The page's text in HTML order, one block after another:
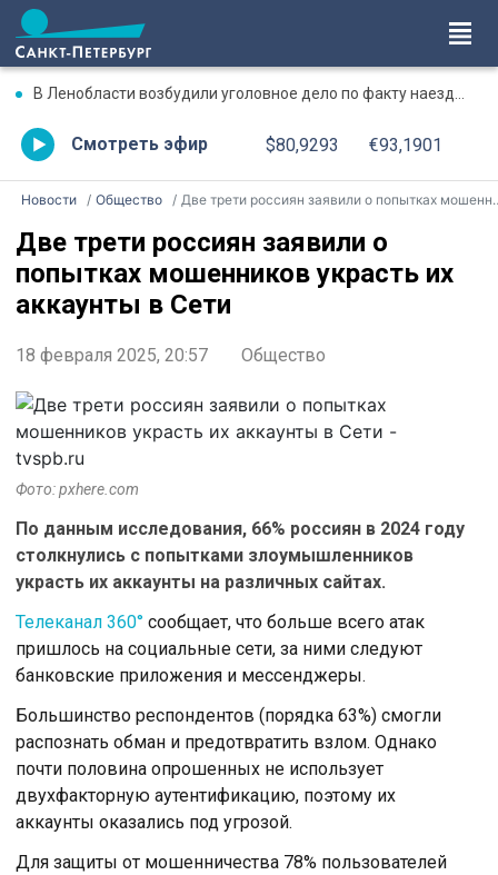
В Ленобласти возбудили уголовное дело по факту наезда резиновой лодки на надувной матрас с детьми
Смотреть эфир $80,9293 €93,1901
Новости Общество Две трети россиян заявили о попытках мошенников украсть их аккаунты в Сети
Две трети россиян заявили о
попытках мошенников украсть их
аккаунты в Сети
18 февраля 2025, 20:57 Общество
Фото: pxhere.com
По данным исследования, 66% россиян в 2024 году
столкнулись с попытками злоумышленников
украсть их аккаунты на различных сайтах.
Телеканал 360° сообщает, что больше всего атак
пришлось на социальные сети, за ними следуют
банковские приложения и мессенджеры.
Большинство респондентов (порядка 63%) смогли
распознать обман и предотвратить взлом. Однако
почти половина опрошенных не использует
двухфакторную аутентификацию, поэтому их
аккаунты оказались под угрозой.
Для защиты от мошенничества 78% пользователей